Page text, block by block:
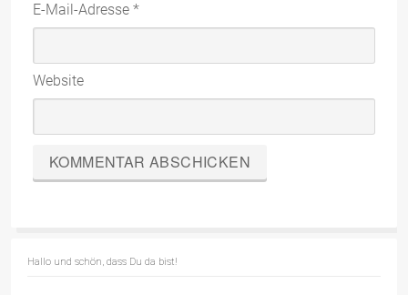
E-Mail-Adresse *
Website
Hallo und schön, dass Du da bist!